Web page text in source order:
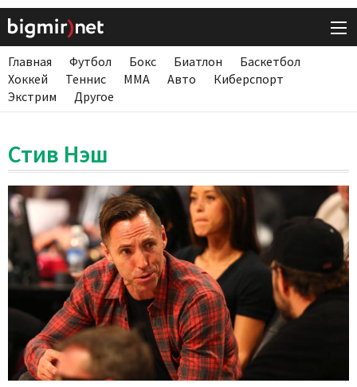
Главная Футбол Бокс Биатлон
Баскетбол
Хоккей
Теннис ММА Авто
Киберспорт
Экстрим
Другое
Стив Нэш